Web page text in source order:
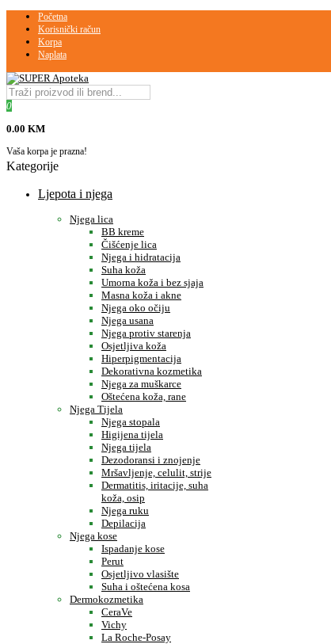
Početna
Korisnički račun
Korpa
Naplata
0
0.00 KM
Vaša korpa je prazna!
Kategorije
Ljepota i njega
Njega lica
BB kreme
Čišćenje lica
Njega i hidratacija
Suha koža
Umorna koža i bez sjaja
Masna koža i akne
Njega oko očiju
Njega usana
Njega protiv starenja
Osjetljiva koža
Hiperpigmentacija
Dekorativna kozmetika
Njega za muškarce
Oštećena koža, rane
Njega Tijela
Njega stopala
Higijena tijela
Njega tijela
Dezodoransi i znojenje
Mršavljenje, celulit, strije
Dermatitis, iritacije, suha
koža, osip
Njega ruku
Depilacija
Njega kose
Ispadanje kose
Perut
Osjetljivo vlasište
Suha i oštećena kosa
Dermokozmetika
CeraVe
Vichy
La Roche-Posay